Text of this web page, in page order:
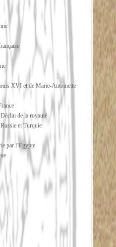
XVI et de Marie-Antoinette
de la royauté
et Turquie
par l’Egypte